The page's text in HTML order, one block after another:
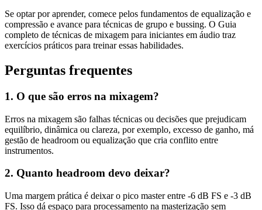
Se optar por aprender, comece pelos fundamentos de equalização e
compressão e avance para técnicas de grupo e bussing. O Guia
completo de técnicas de mixagem para iniciantes em áudio traz
exercícios práticos para treinar essas habilidades.
Perguntas frequentes
1. O que são erros na mixagem?
Erros na mixagem são falhas técnicas ou decisões que prejudicam
equilíbrio, dinâmica ou clareza, por exemplo, excesso de ganho, má
gestão de headroom ou equalização que cria conflito entre
instrumentos.
2. Quanto headroom devo deixar?
Uma margem prática é deixar o pico master entre -6 dB FS e -3 dB
FS. Isso dá espaço para processamento na masterização sem